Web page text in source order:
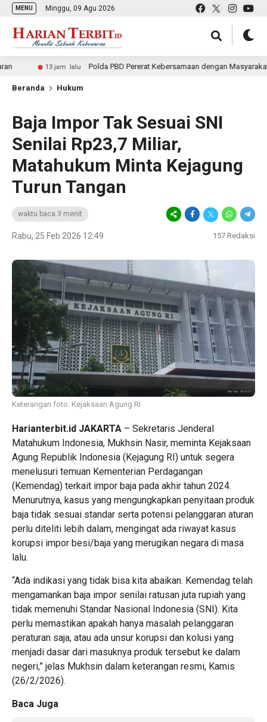
MENU Minggu, 09 Agu 2026
13 jam lalu Polda PBD Pererat Kebersamaan dengan Masyarakat melalui
Beranda Hukum
Baja Impor Tak Sesuai SNI
Senilai Rp23,7 Miliar,
Matahukum Minta Kejagung
Turun Tangan
waktu baca 3 menit
Rabu, 25 Feb 2026 12:49 157 Redaksi
Keterangan foto: Kejaksaan Agung RI
Harianterbit.id JAKARTA – Sekretaris Jenderal
Matahukum Indonesia, Mukhsin Nasir, meminta Kejaksaan
Agung Republik Indonesia (Kejagung RI) untuk segera
menelusuri temuan Kementerian Perdagangan
(Kemendag) terkait impor baja pada akhir tahun 2024.
Menurutnya, kasus yang mengungkapkan penyitaan produk
baja tidak sesuai standar serta potensi pelanggaran aturan
perlu diteliti lebih dalam, mengingat ada riwayat kasus
korupsi impor besi/baja yang merugikan negara di masa
lalu.
“Ada indikasi yang tidak bisa kita abaikan. Kemendag telah
mengamankan baja impor senilai ratusan juta rupiah yang
tidak memenuhi Standar Nasional Indonesia (SNI). Kita
perlu memastikan apakah hanya masalah pelanggaran
peraturan saja, atau ada unsur korupsi dan kolusi yang
menjadi dasar dari masuknya produk tersebut ke dalam
negeri,” jelas Mukhsin dalam keterangan resmi, Kamis
(26/2/2026).
Baca Juga